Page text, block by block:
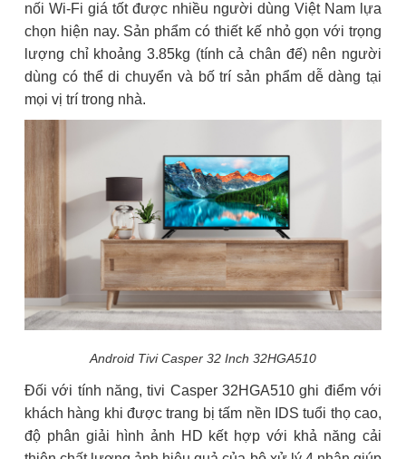
nối Wi-Fi giá tốt được nhiều người dùng Việt Nam lựa
chọn hiện nay. Sản phẩm có thiết kế nhỏ gọn với trọng
lượng chỉ khoảng 3.85kg (tính cả chân đế) nên người
dùng có thể di chuyển và bố trí sản phẩm dễ dàng tại
mọi vị trí trong nhà.
Android Tivi Casper 32 Inch 32HGA510
Đối với tính năng, tivi Casper 32HGA510 ghi điểm với
khách hàng khi được trang bị tấm nền IDS tuổi thọ cao,
độ phân giải hình ảnh HD kết hợp với khả năng cải